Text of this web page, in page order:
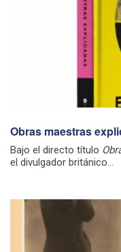
Obras maestras
Bajo el directo título
el divulgador británico...